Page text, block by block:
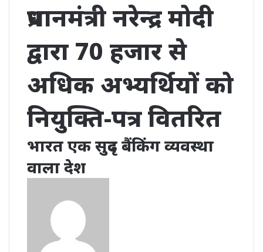
प्रधानमंत्री नरेन्‍द्र मोदी
द्वारा 70 हजार से
अधिक अभ्यर्थियों को
नियुक्ति-पत्र वितरित
भारत एक सुदृढ बैंकिंग व्यवस्था
वाला देश